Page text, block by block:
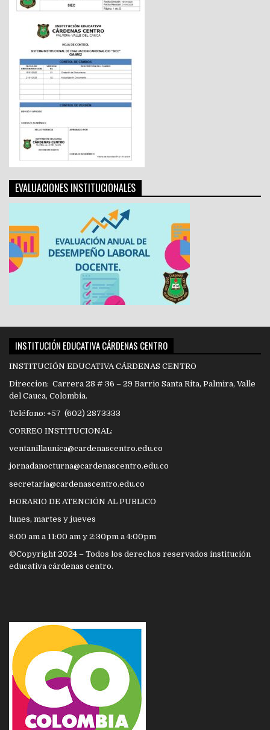
EVALUACIONES INSTITUCIONALES
INSTITUCIÓN EDUCATIVA CÁRDENAS CENTRO
INSTITUCIÓN EDUCATIVA CÁRDENAS CENTRO
Direccion: Carrera 28 # 36 – 29 Barrio Santa Rita, Palmira, Valle
del Cauca, Colombia.
Teléfono: +57 (602) 2873333
CORREO INSTITUCIONAL:
ventanillaunica@cardenascentro.edu.co
jornadanocturna@cardenascentro.edu.co
secretaria@cardenascentro.edu.co
HORARIO DE ATENCIÓN AL PUBLICO
lunes, martes y jueves
8:00 am a 11:00 am y 2:30pm a 4:00pm
©Copyright 2024 – Todos los derechos reservados institución
educativa cárdenas centro.